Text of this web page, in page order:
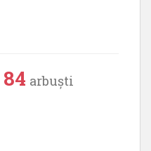
84 arbuști